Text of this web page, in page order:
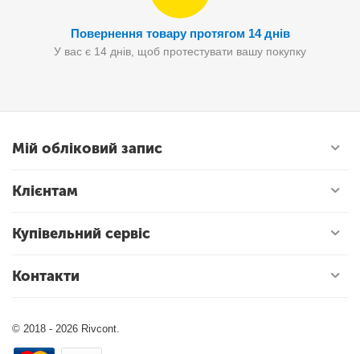
Повернення товару протягом 14 днів
У вас є 14 днів, щоб протестувати вашу покупку
Мій обліковий запис
Клієнтам
Купівельний сервіс
Контакти
© 2018 - 2026 Rivcont.